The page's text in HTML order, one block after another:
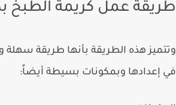
عمل كريمة الطبخ
هذه الطريقة بأنها طريقة سهلة ولا
إعدادها وبمكونات بسيطة أيضاً: